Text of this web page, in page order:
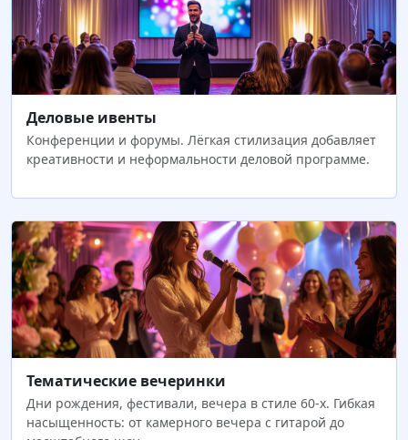
Деловые ивенты
Конференции и форумы. Лёгкая стилизация добавляет
креативности и неформальности деловой программе.
Тематические вечеринки
Дни рождения, фестивали, вечера в стиле 60-х. Гибкая
насыщенность: от камерного вечера с гитарой до